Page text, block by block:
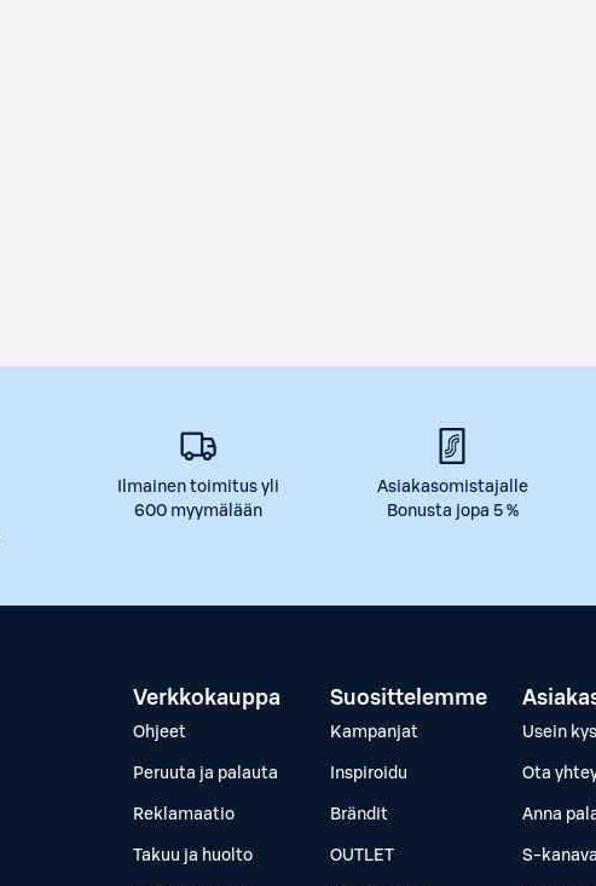
Ilmainen toimitus yli
600 myymälään
Asiakasomistajalle
Bonusta jopa 5 %
Verkkokauppa
Ohjeet
Peruuta ja palauta
Reklamaatio
Takuu ja huolto
Suosittelemme
Kampanjat
Inspiroidu
Brändit
OUTLET
Usein
Ota
Anna
S-